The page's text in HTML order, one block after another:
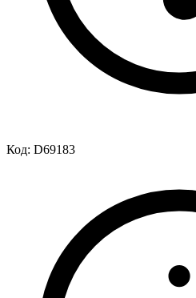
Код: D69183